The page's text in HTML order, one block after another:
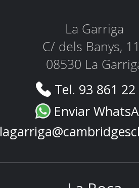
La Garriga
C/ dels Banys,
08530 La
Tel. 93 861
Enviar